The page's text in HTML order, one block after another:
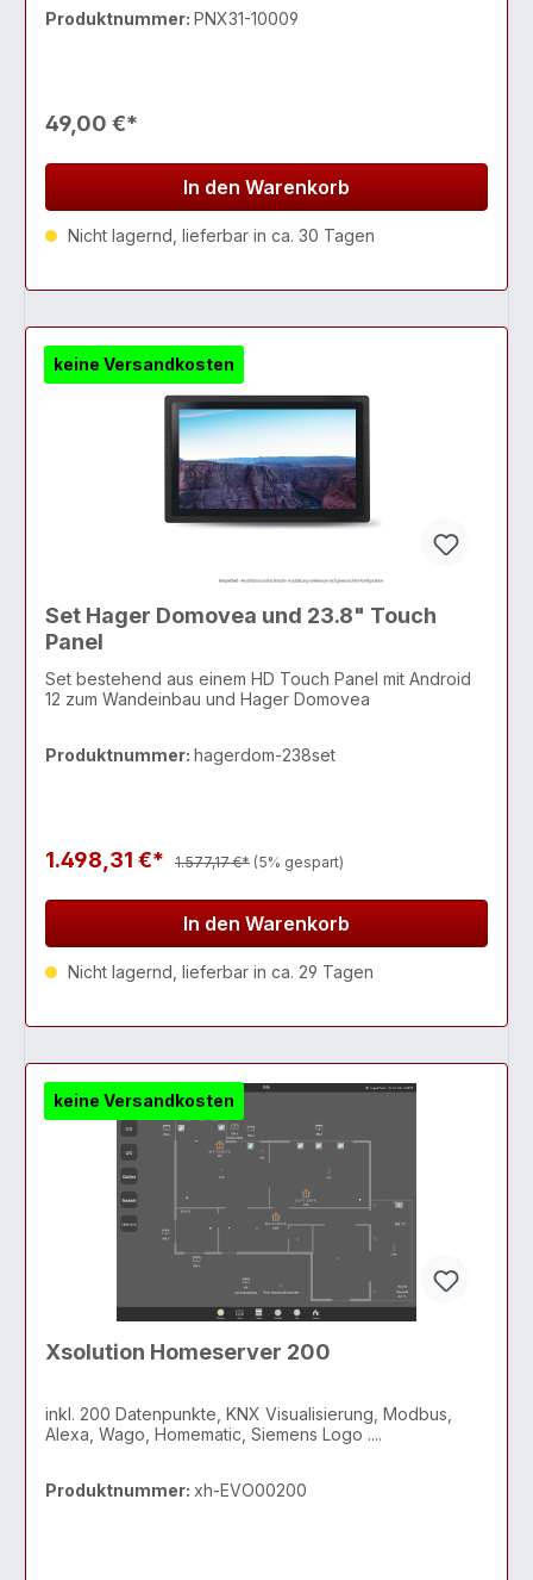
Leistung aus dem Netz beziehen, wie viel Ihre Photovolt
Produktnummer: PNX31-10009
49,00 €*
In den Warenkorb
Nicht lagernd, lieferbar in ca. 30 Tagen
keine Versandkosten
Set Hager Domovea und 23.8" Touch
Panel
Set bestehend aus einem HD Touch Panel mit Android
12 zum Wandeinbau und Hager Domovea
Produktnummer: hagerdom-238set
1.498,31 €* 1.577,17 €* (5% gespart)
In den Warenkorb
Nicht lagernd, lieferbar in ca. 29 Tagen
keine Versandkosten
Xsolution Homeserver 200
inkl. 200 Datenpunkte, KNX Visualisierung, Modbus,
Alexa, Wago, Homematic, Siemens Logo ....
Produktnummer: xh-EVO00200